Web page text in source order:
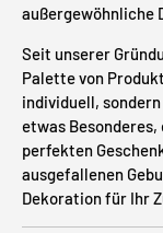
außergewöhnliche
Seit unserer
Palette von
individuell,
etwas Besonderes,
perfekten
ausgefallenen
Dekoration für Ihr